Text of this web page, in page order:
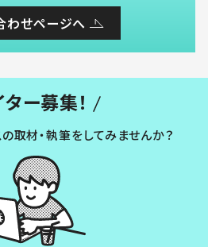
わせページへ
ー募集！
取材・執筆をしてみませんか？